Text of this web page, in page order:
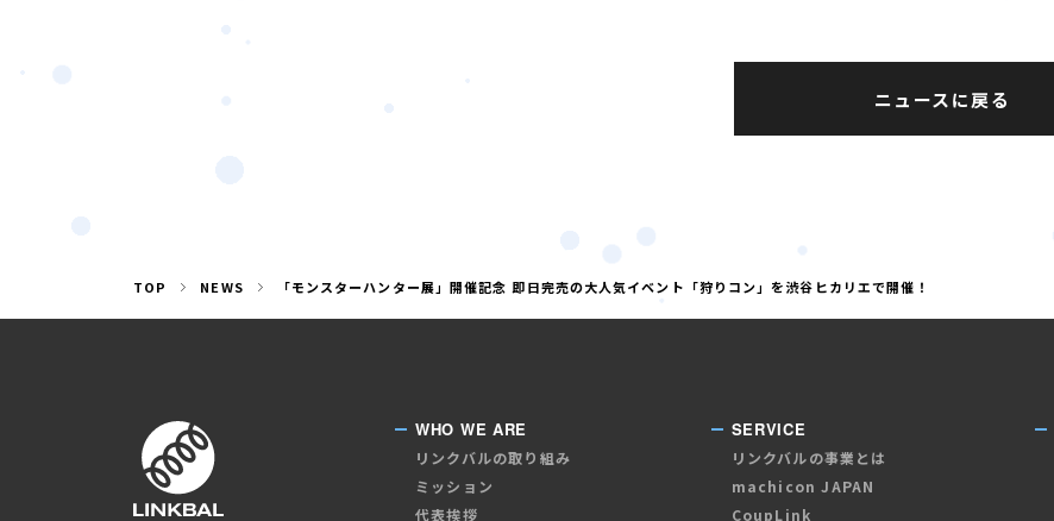
ニュースに戻る
TOP NEWS 「モンスターハンター展」開催記念 即日完売の大人気イベント「狩りコン」を渋谷ヒカリエで開催！
WHO WE ARE
リンクバルの取り組み
ミッション
代表挨拶
SERVICE
リンクバルの事業とは
machicon JAPAN
CoupLink